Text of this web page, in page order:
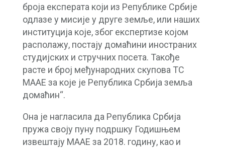
броја експерата који из Републике Србије
одлазе у мисије у друге земље, или наших
институција које, због експертизе којом
располажу, постају домаћини иностраних
студијских и стручних посета. Такође
расте и број међународних скупова ТС
МААЕ за које је Република Србија земља
домаћин“.
Она је нагласила да Република Србија
пружа своју пуну подршку Годишњем
извештају МААЕ за 2018. годину, као и